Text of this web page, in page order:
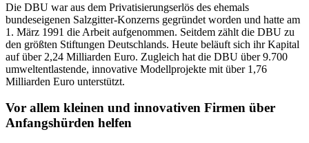
Die DBU war aus dem Privatisierungserlös des ehemals
bundeseigenen Salzgitter-Konzerns gegründet worden und hatte am
1. März 1991 die Arbeit aufgenommen. Seitdem zählt die DBU zu
den größten Stiftungen Deutschlands. Heute beläuft sich ihr Kapital
auf über 2,24 Milliarden Euro. Zugleich hat die DBU über 9.700
umweltentlastende, innovative Modellprojekte mit über 1,76
Milliarden Euro unterstützt.
Vor allem kleinen und innovativen Firmen über
Anfangshürden helfen